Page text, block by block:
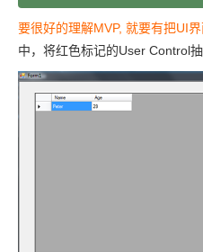
要很好的理解MVP, 就要有把UI
中，将红色标记的User Control